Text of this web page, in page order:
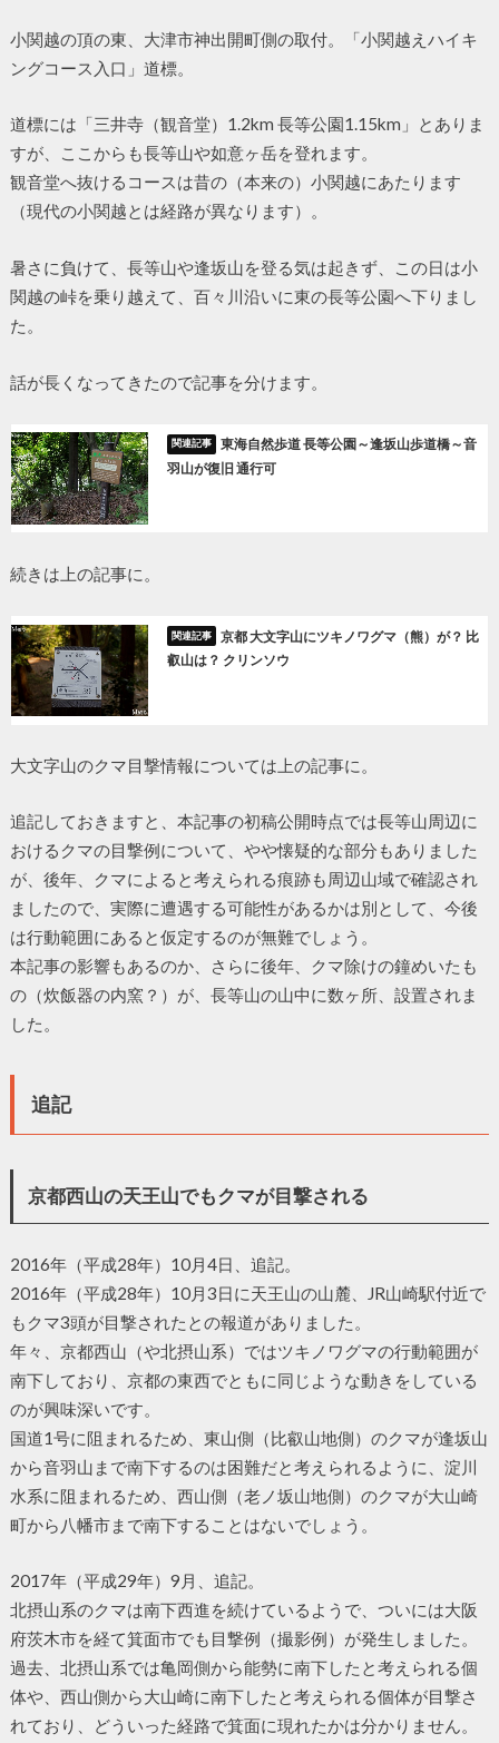
小関越の頂の東、大津市神出開町側の取付。「小関越えハイキ
ングコース入口」道標。
道標には「三井寺（観音堂）1.2km 長等公園1.15km」とありま
すが、ここからも長等山や如意ヶ岳を登れます。
観音堂へ抜けるコースは昔の（本来の）小関越にあたります
（現代の小関越とは経路が異なります）。
暑さに負けて、長等山や逢坂山を登る気は起きず、この日は小
関越の峠を乗り越えて、百々川沿いに東の長等公園へ下りまし
た。
話が長くなってきたので記事を分けます。
東海自然歩道 長等公園～逢坂山歩道橋～音
羽山が復旧 通行可
続きは上の記事に。
京都 大文字山にツキノワグマ（熊）が？ 比
叡山は？ クリンソウ
大文字山のクマ目撃情報については上の記事に。
追記しておきますと、本記事の初稿公開時点では長等山周辺に
おけるクマの目撃例について、やや懐疑的な部分もありました
が、後年、クマによると考えられる痕跡も周辺山域で確認され
ましたので、実際に遭遇する可能性があるかは別として、今後
は行動範囲にあると仮定するのが無難でしょう。
本記事の影響もあるのか、さらに後年、クマ除けの鐘めいたも
の（炊飯器の内窯？）が、長等山の山中に数ヶ所、設置されま
した。
追記
京都西山の天王山でもクマが目撃される
2016年（平成28年）10月4日、追記。
2016年（平成28年）10月3日に天王山の山麓、JR山崎駅付近で
もクマ3頭が目撃されたとの報道がありました。
年々、京都西山（や北摂山系）ではツキノワグマの行動範囲が
南下しており、京都の東西でともに同じような動きをしている
のが興味深いです。
国道1号に阻まれるため、東山側（比叡山地側）のクマが逢坂山
から音羽山まで南下するのは困難だと考えられるように、淀川
水系に阻まれるため、西山側（老ノ坂山地側）のクマが大山崎
町から八幡市まで南下することはないでしょう。
2017年（平成29年）9月、追記。
北摂山系のクマは南下西進を続けているようで、ついには大阪
府茨木市を経て箕面市でも目撃例（撮影例）が発生しました。
過去、北摂山系では亀岡側から能勢に南下したと考えられる個
体や、西山側から大山崎に南下したと考えられる個体が目撃さ
れており、どういった経路で箕面に現れたかは分かりません。